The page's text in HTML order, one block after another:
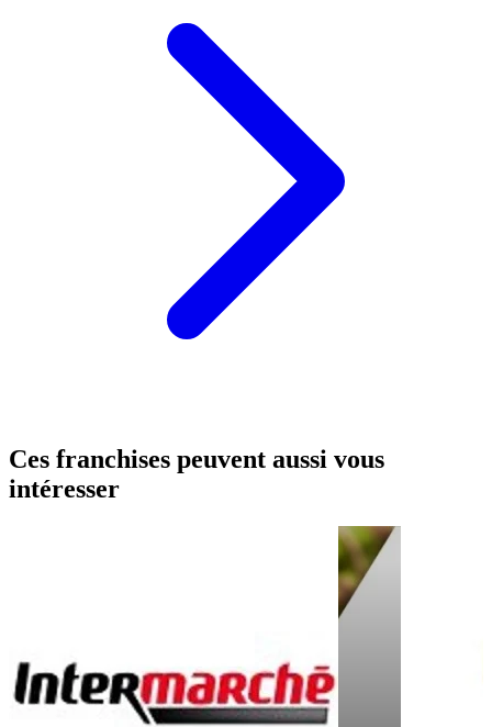
Ces franchises peuvent aussi vous
intéresser